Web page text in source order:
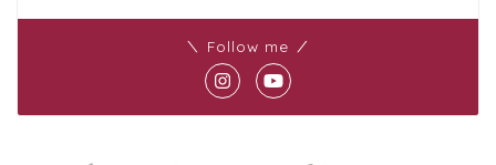
＼ Follow me ／